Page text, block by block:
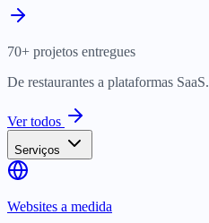
70+ projetos entregues
De restaurantes a plataformas SaaS.
Ver todos
Serviços
Websites a medida